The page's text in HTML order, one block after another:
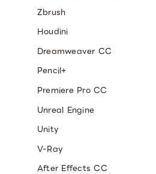
Zbrush
Houdini
Dreamweaver CC
Pencil+
Premiere Pro CC
Unreal Engine
Unity
V-Ray
After Effects CC